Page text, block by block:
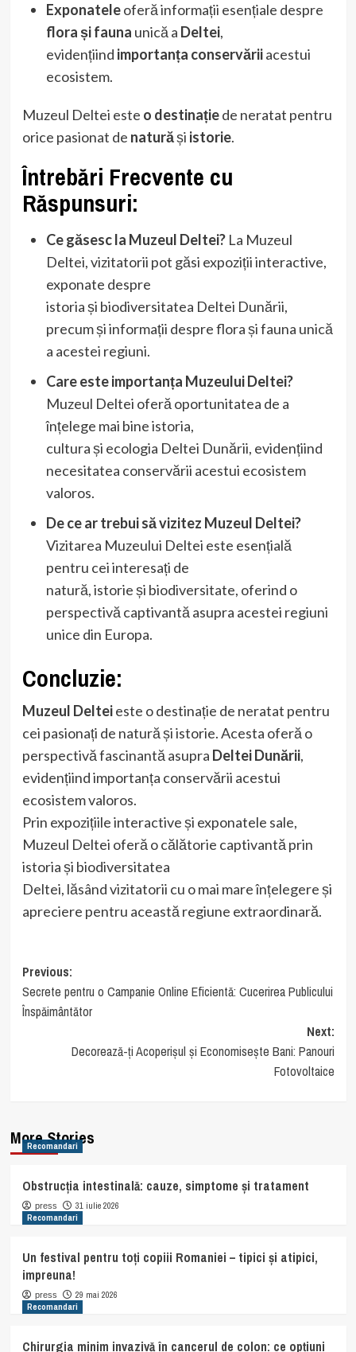
Exponateleoferă informații esențiale despre
flora și fauna unică a Deltei,
evidențiind importanța conservăriiacestui
ecosistem.
Muzeul Deltei este o destinațiede neratat pentru
orice pasionat de naturăși istorie.
Întrebări Frecvente cu
Răspunsuri:
Ce găsesc la Muzeul Deltei?La Muzeul
Deltei, vizitatorii pot găsi expoziții interactive,
exponate despre
istoria și biodiversitatea Deltei Dunării,
precum și informații despre flora și fauna unică
a acestei regiuni.
Care este importanța Muzeului Deltei?
Muzeul Deltei oferă oportunitatea de a
înțelege mai bine istoria,
cultura și ecologia Deltei Dunării, evidențiind
necesitatea conservării acestui ecosistem
valoros.
De ce ar trebui să vizitez Muzeul Deltei?
Vizitarea Muzeului Deltei este esențială
pentru cei interesați de
natură, istorie și biodiversitate, oferind o
perspectivă captivantă asupra acestei regiuni
unice din Europa.
Concluzie:
Muzeul Delteieste o destinație de neratat pentru
cei pasionați de natură și istorie. Acesta oferă o
perspectivă fascinantă asupra Deltei Dunării,
evidențiind importanța conservării acestui
ecosistem valoros.
Prin expozițiile interactive și exponatele sale,
Muzeul Deltei oferă o călătorie captivantă prin
istoria și biodiversitatea
Deltei, lăsând vizitatorii cu o mai mare înțelegere și
apreciere pentru această regiune extraordinară.
Post
navigation
Previous:
Secrete pentru o Campanie Online Eficientă: Cucerirea Publicului
Înspăimântător
Next:
Decorează-ți Acoperișul și Economisește Bani: Panouri
Fotovoltaice
More Stories
Recomandari
Obstrucția intestinală: cauze, simptome și tratament
press
31 iulie 2026
Recomandari
Un festival pentru toți copiii Romaniei – tipici și atipici,
impreuna!
press
29 mai 2026
Recomandari
Chirurgia minim invazivă în cancerul de colon: ce opțiuni